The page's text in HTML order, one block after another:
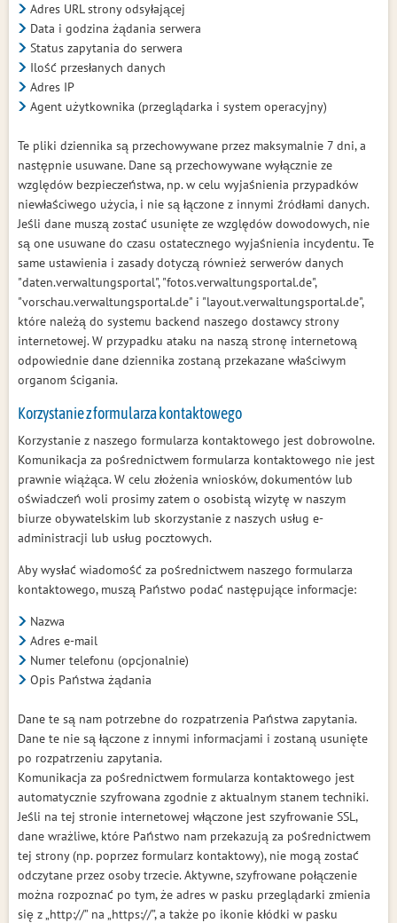
Adres URL strony odsyłającej
Data i godzina żądania serwera
Status zapytania do serwera
Ilość przesłanych danych
Adres IP
Agent użytkownika (przeglądarka i system operacyjny)
Te pliki dziennika są przechowywane przez maksymalnie 7 dni, a
następnie usuwane. Dane są przechowywane wyłącznie ze
względów bezpieczeństwa, np. w celu wyjaśnienia przypadków
niewłaściwego użycia, i nie są łączone z innymi źródłami danych.
Jeśli dane muszą zostać usunięte ze względów dowodowych, nie
są one usuwane do czasu ostatecznego wyjaśnienia incydentu. Te
same ustawienia i zasady dotyczą również serwerów danych
"daten.verwaltungsportal", "fotos.verwaltungsportal.de",
"vorschau.verwaltungsportal.de" i "layout.verwaltungsportal.de",
które należą do systemu backend naszego dostawcy strony
internetowej. W przypadku ataku na naszą stronę internetową
odpowiednie dane dziennika zostaną przekazane właściwym
organom ścigania.
Korzystanie z formularza kontaktowego
Korzystanie z naszego formularza kontaktowego jest dobrowolne.
Komunikacja za pośrednictwem formularza kontaktowego nie jest
prawnie wiążąca. W celu złożenia wniosków, dokumentów lub
oświadczeń woli prosimy zatem o osobistą wizytę w naszym
biurze obywatelskim lub skorzystanie z naszych usług e-
administracji lub usług pocztowych.
Aby wysłać wiadomość za pośrednictwem naszego formularza
kontaktowego, muszą Państwo podać następujące informacje:
Nazwa
Adres e-mail
Numer telefonu (opcjonalnie)
Opis Państwa żądania
Dane te są nam potrzebne do rozpatrzenia Państwa zapytania.
Dane te nie są łączone z innymi informacjami i zostaną usunięte
po rozpatrzeniu zapytania.
Komunikacja za pośrednictwem formularza kontaktowego jest
automatycznie szyfrowana zgodnie z aktualnym stanem techniki.
Jeśli na tej stronie internetowej włączone jest szyfrowanie SSL,
dane wrażliwe, które Państwo nam przekazują za pośrednictwem
tej strony (np. poprzez formularz kontaktowy), nie mogą zostać
odczytane przez osoby trzecie. Aktywne, szyfrowane połączenie
można rozpoznać po tym, że adres w pasku przeglądarki zmienia
się z „http://” na „https://”, a także po ikonie kłódki w pasku